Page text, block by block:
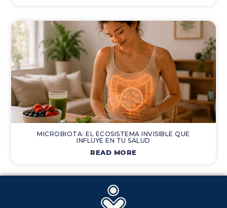
MICROBIOTA: EL ECOSISTEMA INVISIBLE QUE
INFLUYE EN TU SALUD
READ MORE